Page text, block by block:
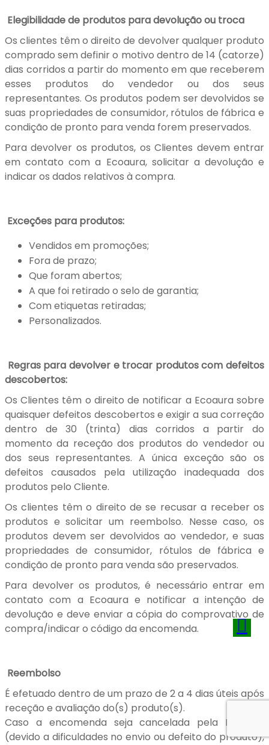
Elegibilidade de produtos para devolução ou troca
Os clientes têm o direito de devolver qualquer produto
comprado sem definir o motivo dentro de 14 (catorze)
dias corridos a partir do momento em que receberem
esses produtos do vendedor ou dos seus
representantes. Os produtos podem ser devolvidos se
suas propriedades de consumidor, rótulos de fábrica e
condição de pronto para venda forem preservados.
Para devolver os produtos, os Clientes devem entrar
em contato com a Ecoaura, solicitar a devolução e
indicar os dados relativos à compra.
Exceções para produtos:
Vendidos em promoções;
Fora de prazo;
Que foram abertos;
A que foi retirado o selo de garantia;
Com etiquetas retiradas;
Personalizados.
Regras para devolver e trocar produtos com defeitos
descobertos:
Os Clientes têm o direito de notificar a Ecoaura sobre
quaisquer defeitos descobertos e exigir a sua correção
dentro de 30 (trinta) dias corridos a partir do
momento da receção dos produtos do vendedor ou
dos seus representantes. A única exceção são os
defeitos causados pela utilização inadequada dos
produtos pelo Cliente.
Os clientes têm o direito de se recusar a receber os
produtos e solicitar um reembolso. Nesse caso, os
produtos devem ser devolvidos ao vendedor, e suas
propriedades de consumidor, rótulos de fábrica e
condição de pronto para venda são preservados.
Para devolver os produtos, é necessário entrar em
contato com a Ecoaura e notificar a intenção de
devolução e deve enviar a cópia do comprovativo de
compra/indicar o código da encomenda.
Reembolso
É efetuado dentro de um prazo de 2 a 4 dias úteis após
receção e avaliação do(s) produto(s).
Caso a encomenda seja cancelada pela Ecoaura
(devido a dificuldades no envio ou defeito do produto),